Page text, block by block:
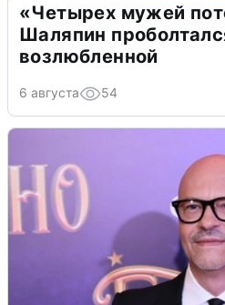
«Четырех мужей
Шаляпин
возлюбленной
6 августа 54